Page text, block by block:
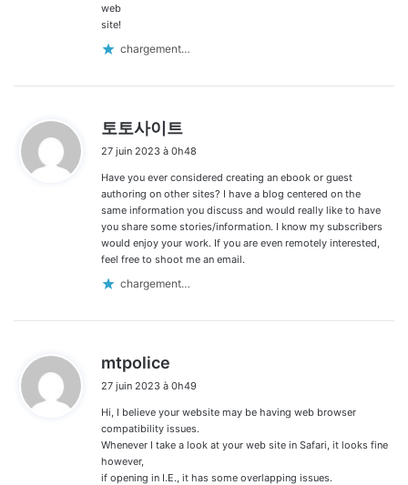
web
site!
chargement…
토토사이트
t
:
27 juin 2023 à 0h48
Have you ever considered creating an ebook or guest
authoring on other sites? I have a blog centered on the
same information you discuss and would really like to have
you share some stories/information. I know my subscribers
would enjoy your work. If you are even remotely interested,
feel free to shoot me an email.
chargement…
mtpolice
t
:
27 juin 2023 à 0h49
Hi, I believe your website may be having web browser
compatibility issues.
Whenever I take a look at your web site in Safari, it looks fine
however,
if opening in I.E., it has some overlapping issues.